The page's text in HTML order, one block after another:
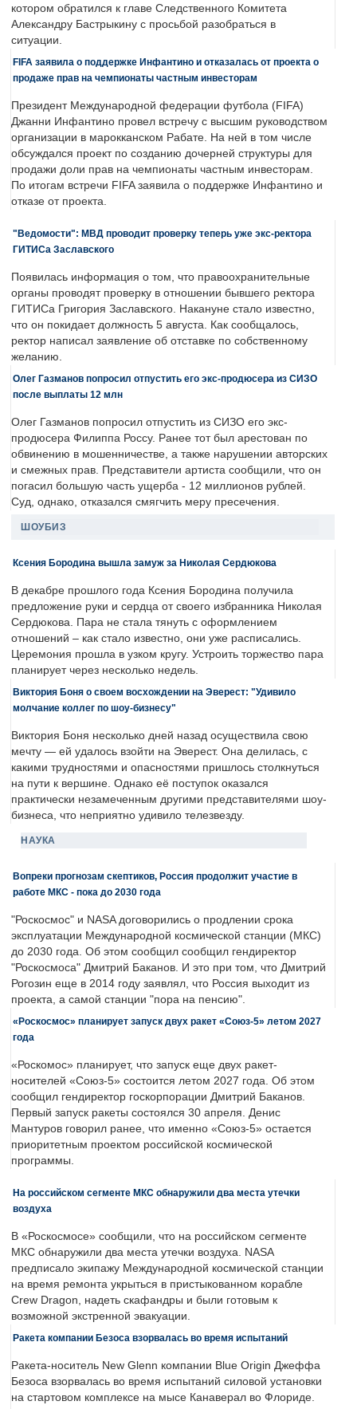
котором обратился к главе Следственного Комитета
Александру Бастрыкину с просьбой разобраться в
ситуации.
FIFA заявила о поддержке Инфантино и отказалась от проекта о
продаже прав на чемпионаты частным инвесторам
Президент Международной федерации футбола (FIFA)
Джанни Инфантино провел встречу с высшим руководством
организации в марокканском Рабате. На ней в том числе
обсуждался проект по созданию дочерней структуры для
продажи доли прав на чемпионаты частным инвесторам.
По итогам встречи FIFA заявила о поддержке Инфантино и
отказе от проекта.
"Ведомости": МВД проводит проверку теперь уже экс-ректора
ГИТИСа Заславского
Появилась информация о том, что правоохранительные
органы проводят проверку в отношении бывшего ректора
ГИТИСа Григория Заславского. Накануне стало известно,
что он покидает должность 5 августа. Как сообщалось,
ректор написал заявление об отставке по собственному
желанию.
Олег Газманов попросил отпустить его экс-продюсера из СИЗО
после выплаты 12 млн
Олег Газманов попросил отпустить из СИЗО его экс-
продюсера Филиппа Россу. Ранее тот был арестован по
обвинению в мошенничестве, а также нарушении авторских
и смежных прав. Представители артиста сообщили, что он
погасил большую часть ущерба - 12 миллионов рублей.
Суд, однако, отказался смягчить меру пресечения.
ШОУБИЗ
Ксения Бородина вышла замуж за Николая Сердюкова
В декабре прошлого года Ксения Бородина получила
предложение руки и сердца от своего избранника Николая
Сердюкова. Пара не стала тянуть с оформлением
отношений – как стало известно, они уже расписались.
Церемония прошла в узком кругу. Устроить торжество пара
планирует через несколько недель.
Виктория Боня о своем восхождении на Эверест: "Удивило
молчание коллег по шоу-бизнесу"
Виктория Боня несколько дней назад осуществила свою
мечту — ей удалось взойти на Эверест. Она делилась, с
какими трудностями и опасностями пришлось столкнуться
на пути к вершине. Однако её поступок оказался
практически незамеченным другими представителями шоу-
бизнеса, что неприятно удивило телезвезду.
НАУКА
Вопреки прогнозам скептиков, Россия продолжит участие в
работе МКС - пока до 2030 года
"Роскосмос" и NASA договорились о продлении срока
эксплуатации Международной космической станции (МКС)
до 2030 года. Об этом сообщил сообщил гендиректор
"Роскосмоса" Дмитрий Баканов. И это при том, что Дмитрий
Рогозин еще в 2014 году заявлял, что Россия выходит из
проекта, а самой станции "пора на пенсию".
«Роскосмос» планирует запуск двух ракет «Союз-5» летом 2027
года
«Роскомос» планирует, что запуск еще двух ракет-
носителей «Союз-5» состоится летом 2027 года. Об этом
сообщил гендиректор госкорпорации Дмитрий Баканов.
Первый запуск ракеты состоялся 30 апреля. Денис
Мантуров говорил ранее, что именно «Союз-5» остается
приоритетным проектом российской космической
программы.
На российском сегменте МКС обнаружили два места утечки
воздуха
В «Роскосмосе» сообщили, что на российском сегменте
МКС обнаружили два места утечки воздуха. NASA
предписало экипажу Международной космической станции
на время ремонта укрыться в пристыкованном корабле
Crew Dragon, надеть скафандры и были готовым к
возможной экстренной эвакуации.
Ракета компании Безоса взорвалась во время испытаний
Ракета-носитель New Glenn компании Blue Origin Джеффа
Безоса взорвалась во время испытаний силовой установки
на стартовом комплексе на мысе Канаверал во Флориде.